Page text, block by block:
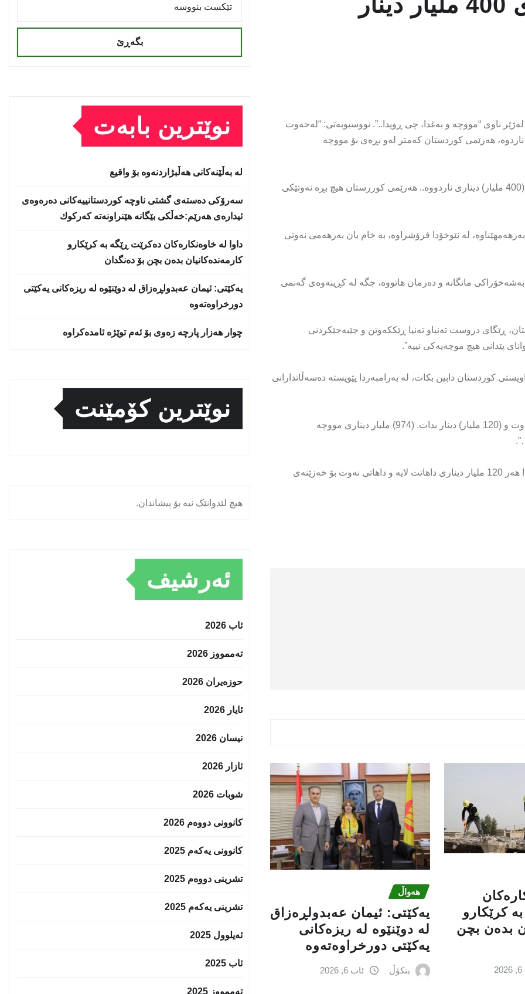
ناوی‌ “مووچه‌ و به‌غدا، چی ڕویدا..”. نووسیویه‌تی‌: “له‌حه‌وت
(5 ترلیۆن) دیناری بۆ هه‌رێم ناردوه‌، هه‌رێمی كوردستان كه‌متر له‌و بڕه‌ی بۆ مووچه‌
ئاماژه‌شی‌ به‌وه‌داوه‌ كه‌ “هه‌رێمی كوردستان له‌ داهاتی ناوخۆ نزیكه‌ی (400 ملیار) دیناری ناردووه‌.. هه‌رێمی كوررستان هیچ بڕه‌ نه‌وتێكی
(58 ملیۆن) به‌رمیل نه‌وتی به‌رهه‌مهێناوه‌، له‌ نێوخۆدا فرۆشراوه‌، به‌ خام یان به‌رهه‌می نه‌وتی
كه‌ هاوكات به‌های نزیكه‌ی (350 ملیار) دینار به‌شه‌خۆراكی مانگانه‌ و ده‌رمان هاتووه‌، جگه‌ له‌ كڕینه‌وه‌ی گه‌نمی
ڕێگای دروست ته‌نیاو ته‌نیا ڕێككه‌وتن و جێبه‌جێكردنی
پێدانی هیچ موچه‌یه‌كی نییه‌”.
كوردستان دابین بكات، له‌ به‌رامبه‌ردا پێویسته‌ ده‌سه‌ڵاتدارانی
روونیشیكردووه‌ته‌وه‌ كه‌ “ئێستا هه‌رێم، ئه‌گه‌ر (100 هه‌زار به‌رمیل) نه‌وت و (120 ملیار) دینار بدات. (974) ملیار دیناری مووچه‌
عه‌لی‌ حه‌مه‌ساڵح روو به‌ حكومه‌تی‌ هه‌رێم رایگه‌یاندووه‌ كه‌ “نه‌یكه‌یت! هه‌ر 120 ملیار دیناری داهاتت لایه‌ و داهاتی نه‌وت بۆ خه‌زێنه‌ی
کرێکارو
بدەن بچن
هەواڵ
یه‌كێتی: ئیمان عه‌بدولڕه‌زاق
له‌ دوێنێوه‌ له‌ ریزه‌كانی
یه‌كێتی دورخراوه‌ته‌وه‌
بنکۆڵ ئاب 6, 2026
بگەڕێ
نوێترین بابەت
لە بەڵێنەکانی هەڵبژاردنەوە بۆ واقیع
سه‌رۆكی دەستەی گشتی ناوچە كوردستانییەكانی دەرەوەی
ئیدارەی هەرێم:خه‌ڵكی بێگانه‌ هێنراونه‌ته‌ كه‌ركوك
داوا لە خاوەنکارەکان دەکرێت ڕێگە بە کرێکارو
کارمەندەکانیان بدەن بچن بۆ دەنگدان
یه‌كێتی: ئیمان عه‌بدولڕه‌زاق له‌ دوێنێوه‌ له‌ ریزه‌كانی یه‌كێتی
دورخراوه‌ته‌وه‌
چوار هەزار پارچە زەوی بۆ ئەم توێژە ئامدەکراوە
نوێترین کۆمێنت
هیچ لێدوانێک نیە بۆ پیشاندان.
ئەرشیف
ئاب 2026
تەممووز 2026
حوزه‌یران 2026
ئایار 2026
نیسان 2026
ئازار 2026
شوبات 2026
کانوونی دووەم 2026
کانوونی یەکەم 2025
تشرینی دووەم 2025
تشرینی یەکەم 2025
ئەیلوول 2025
ئاب 2025
تەممووز 2025